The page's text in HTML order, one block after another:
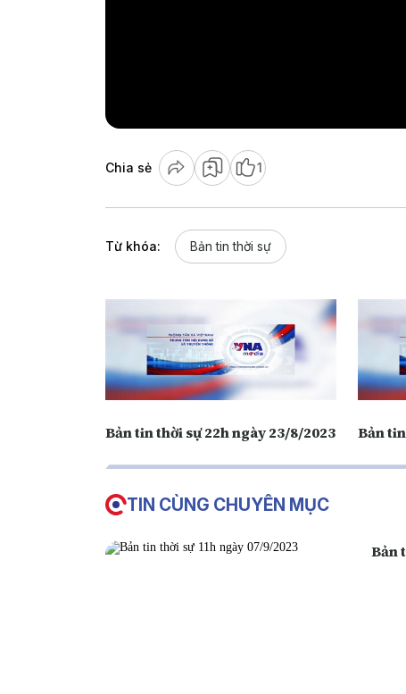
Chia sẻ 1
Từ khóa: Bản tin thời sự
Bản tin thời sự 22h ngày 23/8/2023 Bản
TIN CÙNG CHUYÊN MỤC
Bản